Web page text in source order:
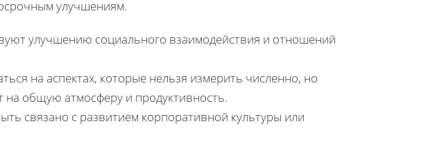
улучшениям.
улучшению социального взаимодействия и отношений
на аспектах, которые нельзя измерить численно, но
общую атмосферу и продуктивность.
связано с развитием корпоративной культуры или